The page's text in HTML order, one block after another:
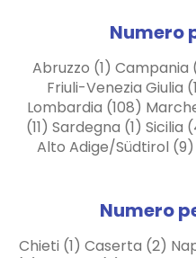
Numero
Abruzzo (1) Campania
Friuli-Venezia Giulia
Lombardia (108)
(11) Sardegna (1)
Alto Adige/Südtirol
Numero
Chieti (1) Caserta (2)